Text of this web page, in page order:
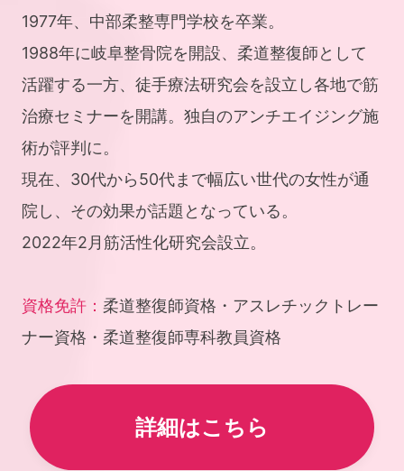
1977年、中部柔整専門学校を卒業。
1988年に岐阜整骨院を開設、柔道整復師として
活躍する一方、徒手療法研究会を設立し各地で筋
治療セミナーを開講。独自のアンチエイジング施
術が評判に。
現在、30代から50代まで幅広い世代の女性が通
院し、その効果が話題となっている。
2022年2月筋活性化研究会設立。
資格免許： 柔道整復師資格・アスレチックトレー
ナー資格・柔道整復師専科教員資格
詳細はこちら